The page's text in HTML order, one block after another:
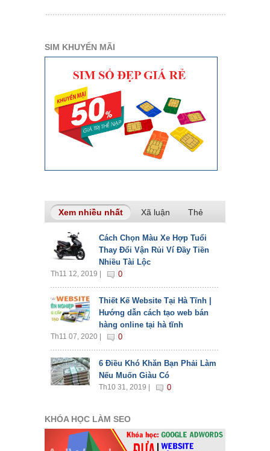
SIM KHUYẾN MÃI
Xem nhiều nhất (tab hoạt động)
Xã luận Thẻ
Cách Chọn Màu Xe Hợp Tuổi
Thay Đổi Vận Rủi Ví Đầy Tiền
Nhiều Tài Lộc
Th11 12, 2019 | 0
Thiết Kế Website Tại Hà Tĩnh |
Hướng dẫn cách tạo web bán
hàng online tại hà tĩnh
Th11 07, 2020 | 0
6 Điều Khó Khăn Bạn Phải Làm
Nếu Muốn Giàu Có
Th10 31, 2019 | 0
KHÓA HỌC LÀM SEO